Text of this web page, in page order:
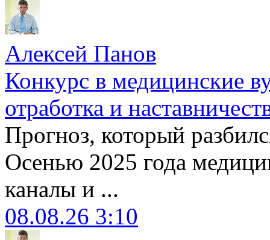
Алексей Панов
Конкурс в медицинские
отработка и
Прогноз, который
Осенью 2025 года
каналы и ...
08.08.26 3:10